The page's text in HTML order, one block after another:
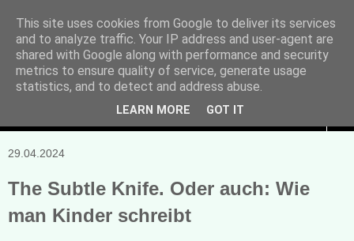
Manuela Sonntag
Bücher, Blogs & mehr
29.04.2024
The Subtle Knife. Oder auch: Wie
man Kinder schreibt
This site uses cookies from Google to deliver its services
and to analyze traffic. Your IP address and user-agent are
shared with Google along with performance and security
metrics to ensure quality of service, generate usage
statistics, and to detect and address abuse.
LEARN MORE GOT IT